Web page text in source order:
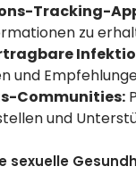
Tracking-
zu
und
Communities:
und
sexuelle